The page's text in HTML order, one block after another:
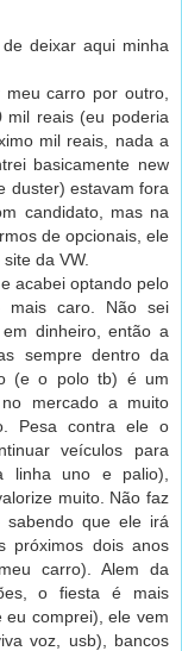
deixar aqui minha
carro por outro,
mil reais (eu poderia
mil reais, nada a
basicamente new
duster) estavam fora
candidato, mas na
de opcionais, ele
da VW.
acabei optando pelo
mais caro. Não sei
dinheiro, então a
sempre dentro da
(e o polo tb) é um
mercado a muito
Pesa contra ele o
veículos para
linha uno e palio),
muito. Não faz
sabendo que ele irá
próximos dois anos
carro). Alem da
o fiesta é mais
comprei), ele vem
voz, usb), bancos